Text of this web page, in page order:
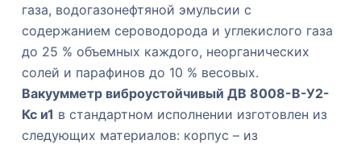
газа, водогазонефтяной эмульсии с
содержанием сероводорода и углекислого газа
до 25 % объемных каждого, неорганических
солей и парафинов до 10 % весовых.
Вакуумметр виброустойчивый ДВ 8008-В-У2-
Кс и1 в стандартном исполнении изготовлен из
следующих материалов: корпус – из